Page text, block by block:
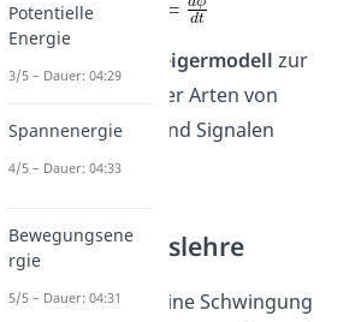
Zeigermodell zur
Beschreibung aller Arten von
Schwingungen
und Signalen
benutzen.
Schwingungslehre
Du beschreibst eine Schwingung
Potentielle
Energie
3/5 – Dauer: 04:29
Spannenergie
4/5 – Dauer: 04:33
Bewegungsene
rgie
5/5 – Dauer: 04:31